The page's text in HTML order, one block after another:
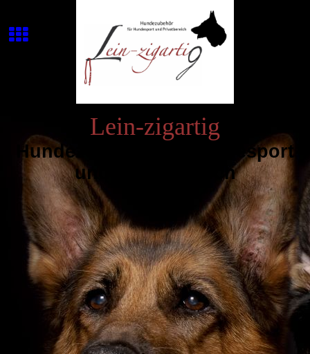
Lein-zigartig
Hundezubehör für Hundesport
und Privatbereich